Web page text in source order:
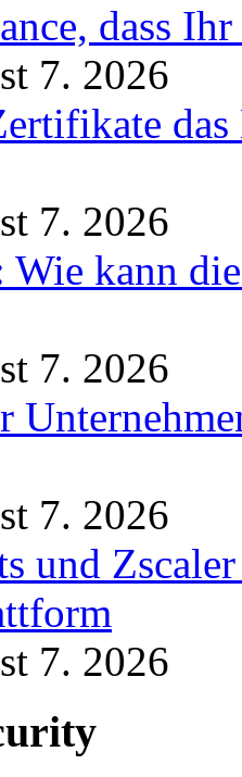
dass
7. 2026
7. 2026
Wie kann
7. 2026
7. 2026
und
7. 2026